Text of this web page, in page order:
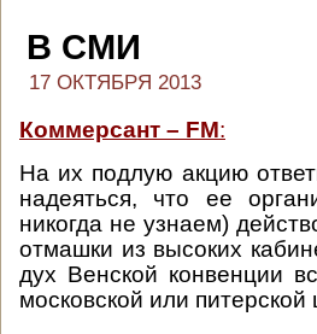
В СМИ
17 ОКТЯБРЯ 2013
Коммерсант – FM:
На их подлую акцию
надеяться, что ее
никогда не узнаем)
отмашки из высоких
дух Венской конвенции
московской или